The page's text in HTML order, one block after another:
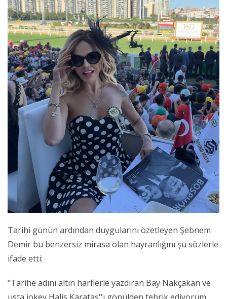
Tarihi günün ardından duygularını özetleyen Şebnem
Demir bu benzersiz mirasa olan hayranlığını şu sözlerle
ifade etti:
"Tarihe adını altın harflerle yazdıran Bay Nakçakan ve